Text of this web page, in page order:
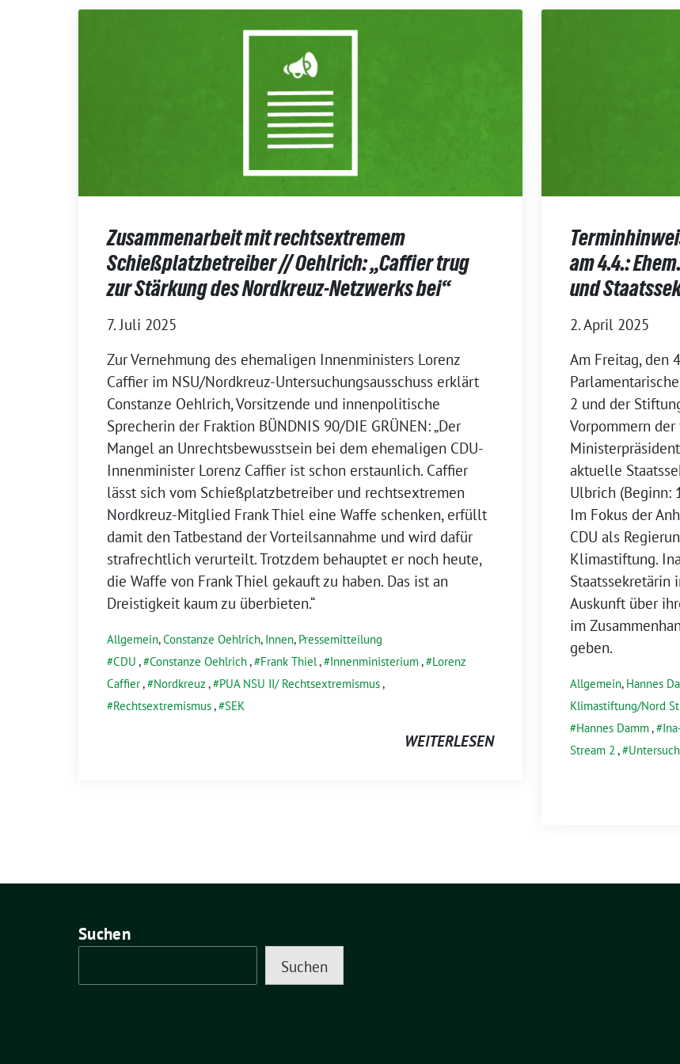
Zusammenarbeit mit rechtsextremem
Schießplatzbetreiber // Oehlrich: „Caffier trug
zur Stärkung des Nordkreuz-Netzwerks bei“
7. Juli 2025
Zur Vernehmung des ehemaligen Innenministers Lorenz
Caffier im NSU/Nordkreuz-Untersuchungsausschuss erklärt
Constanze Oehlrich, Vorsitzende und innenpolitische
Sprecherin der Fraktion BÜNDNIS 90/DIE GRÜNEN: „Der
Mangel an Unrechtsbewusstsein bei dem ehemaligen CDU-
Innenminister Lorenz Caffier ist schon erstaunlich. Caffier
lässt sich vom Schießplatzbetreiber und rechtsextremen
Nordkreuz-Mitglied Frank Thiel eine Waffe schenken, erfüllt
damit den Tatbestand der Vorteilsannahme und wird dafür
strafrechtlich verurteilt. Trotzdem behauptet er noch heute,
die Waffe von Frank Thiel gekauft zu haben. Das ist an
Dreistigkeit kaum zu überbieten.“
Allgemein,Constanze Oehlrich, Innen, Pressemitteilung
CDU , Constanze Oehlrich, Frank Thiel, Innenministerium,
Lorenz
Caffier, Nordkreuz , PUA NSU II/ Rechtsextremismus,
Rechtsextremismus, SEK
WEITERLESEN
am 4.4.:
und
2. April 2025
Am Freitag, den
2 und der
Vorpommern
aktuelle
Ulbrich (Beginn:
Im Fokus der
CDU als
Klimastiftung.
Staatssekretärin
Auskunft über
im
geben.
Allgemein, Hannes
Klimastiftung/Nord
Hannes Damm,
Stream 2 ,
Suchen
Suchen